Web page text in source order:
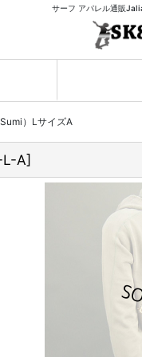
サーフ アパレル通販
）LサイズA
L-A]